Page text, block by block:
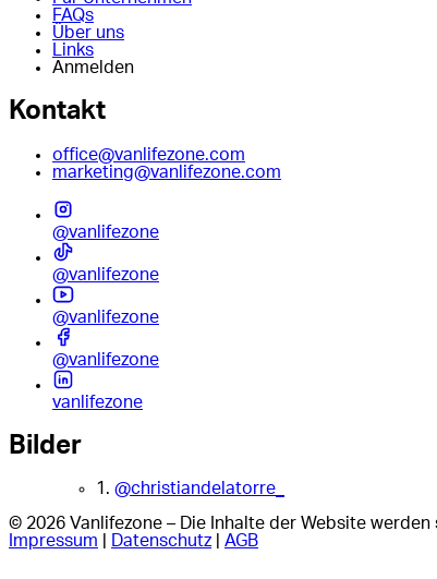
FAQs
Über uns
Links
Anmelden
Kontakt
office@vanlifezone.com
marketing@vanlifezone.com
@vanlifezone
@vanlifezone
@vanlifezone
@vanlifezone
vanlifezone
Bilder
1. @christiandelatorre_
© 2026 Vanlifezone – Die Inhalte der Website
Impressum
Datenschutz| AGB